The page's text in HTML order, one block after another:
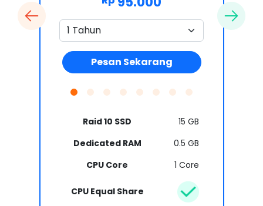
Pesan Sekarang
Raid 10 SSD
15 GB
Dedicated RAM
0.5 GB
CPU Core
1 Core
CPU Equal Share